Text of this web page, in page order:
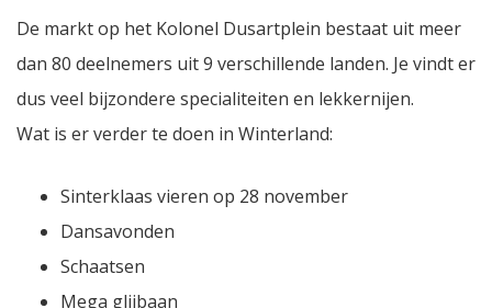
De markt op het Kolonel Dusartplein bestaat uit meer
dan 80 deelnemers uit 9 verschillende landen. Je vindt er
dus veel bijzondere specialiteiten en lekkernijen.
Wat is er verder te doen in Winterland:
Sinterklaas vieren op 28 november
Dansavonden
Schaatsen
Mega glijbaan